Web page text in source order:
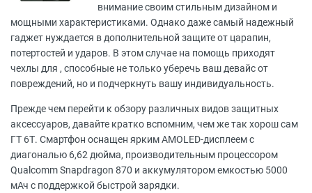
внимание своим стильным дизайном и
мощными характеристиками. Однако даже самый надежный
гаджет нуждается в дополнительной защите от царапин,
потертостей и ударов. В этом случае на помощь приходят
чехлы для , способные не только уберечь ваш девайс от
повреждений, но и подчеркнуть вашу индивидуальность.
Прежде чем перейти к обзору различных видов защитных
аксессуаров, давайте кратко вспомним, чем же так хорош сам
ГТ 6Т. Смартфон оснащен ярким AMOLED-дисплеем с
диагональю 6,62 дюйма, производительным процессором
Qualcomm Snapdragon 870 и аккумулятором емкостью 5000
мАч с поддержкой быстрой зарядки.